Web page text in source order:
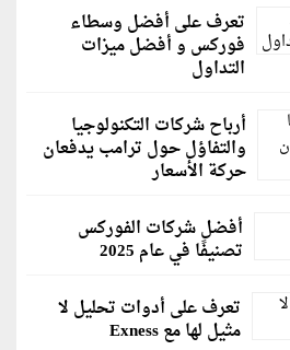
تعرف على أفضل وسطاء
فوركس و أفضل ميزات
التداول
أرباح شركات التكنولوجيا
والتفاؤل حول ترامب يدفعان
حركة الأسعار
أفضل شركات الفوركس
تصنيفًا في عام 2025
تعرف على أدوات تحليل لا
مثيل لها مع Exness